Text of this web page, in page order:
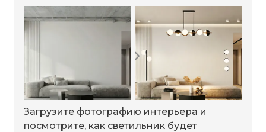
Загрузите фотографию интерьера и
посмотрите, как светильник будет